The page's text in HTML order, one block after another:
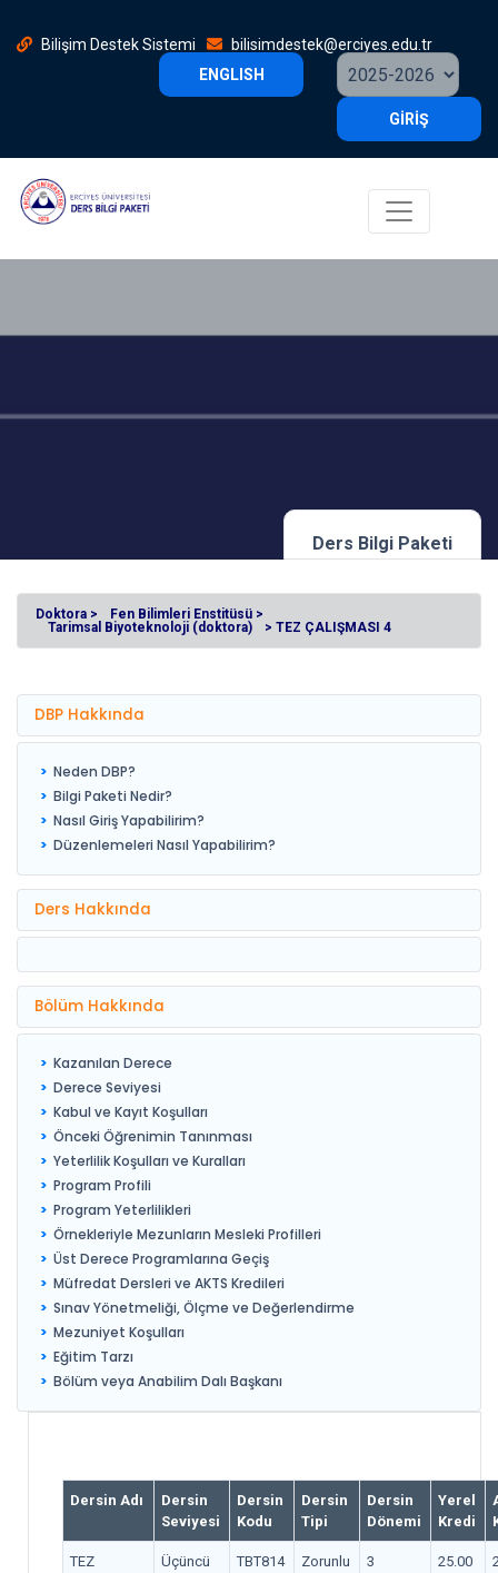
Bilişim Destek Sistemi
bilisimdestek@erciyes.edu.tr
ENGLISH
GİRİŞ
Ders Bilgi Paketi
Doktora >
Fen Bilimleri Enstitüsü >
Tarimsal Biyoteknoloji (doktora)
> TEZ ÇALIŞMASI 4
DBP Hakkında
Neden DBP?
Bilgi Paketi Nedir?
Nasıl Giriş Yapabilirim?
Düzenlemeleri Nasıl Yapabilirim?
Ders Hakkında
Bölüm Hakkında
Kazanılan Derece
Derece Seviyesi
Kabul ve Kayıt Koşulları
Önceki Öğrenimin Tanınması
Yeterlilik Koşulları ve Kuralları
Program Profili
Program Yeterlilikleri
Örnekleriyle Mezunların Mesleki Profilleri
Üst Derece Programlarına Geçiş
Müfredat Dersleri ve AKTS Kredileri
Sınav Yönetmeliği, Ölçme ve Değerlendirme
Mezuniyet Koşulları
Eğitim Tarzı
Bölüm veya Anabilim Dalı Başkanı
Dersin Adı
Dersin
Seviyesi
Dersin
Kodu
Dersin
Tipi
Dersin
Dönemi
Yerel
Kredi
TEZ
Üçüncü
TBT814 Zorunlu 3 25.00